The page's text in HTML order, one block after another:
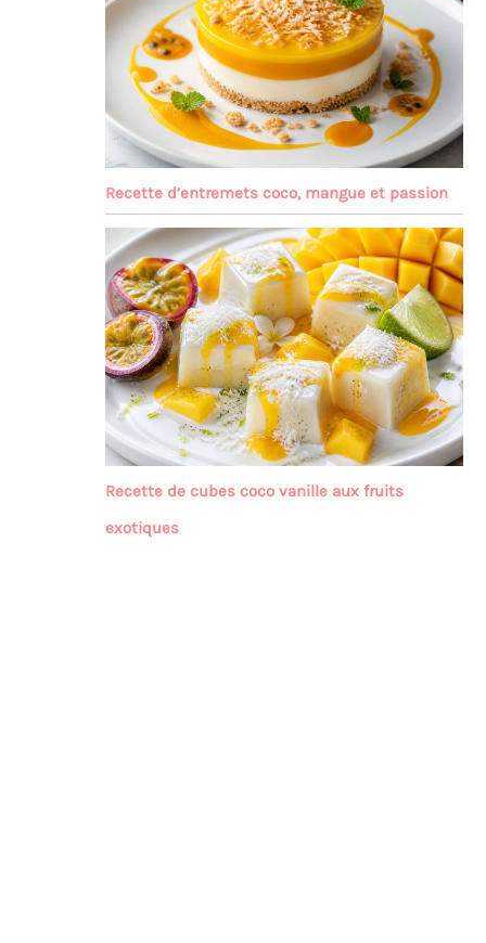
Recette d’entremets coco, mangue et passion
Recette de cubes coco vanille aux fruits
exotiques